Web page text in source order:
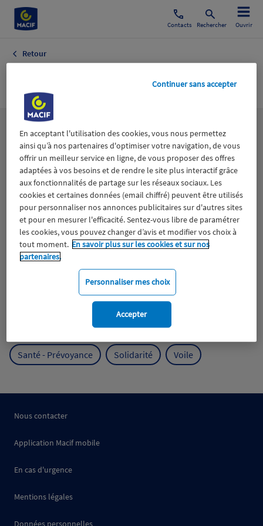
Contacts Rechercher Ouvrir
Retour
Lesthématiques
Aidants Catastrophes naturelles Climat
ESS
Expérience clients Fondation Macif Jeunesse
Mobilité
Protection de l'environnement
Protection des océans Prévention
Santé - Prévoyance Solidarité Voile
Nous contacter
Application Macif mobile
En cas d'urgence
Mentions légales
Données personnelles
En acceptant l'utilisation des cookies, vous nous permettez
ainsi qu’à nos partenaires d'optimiser votre navigation, de vous
offrir un meilleur service en ligne, de vous proposer des offres
adaptées à vos besoins et de rendre le site plus interactif grâce
aux fonctionnalités de partage sur les réseaux sociaux. Les
cookies et certaines données (email chiffré) peuvent être utilisés
pour personnaliser nos annonces publicitaires sur d'autres sites
et pour en mesurer l'efficacité. Sentez-vous libre de paramétrer
les cookies, vous pouvez changer d’avis et modifier vos choix à
tout moment. En savoir plus sur les cookies et sur nos
partenaires.
Personnaliser mes choix
Continuer sans accepter
Accepter